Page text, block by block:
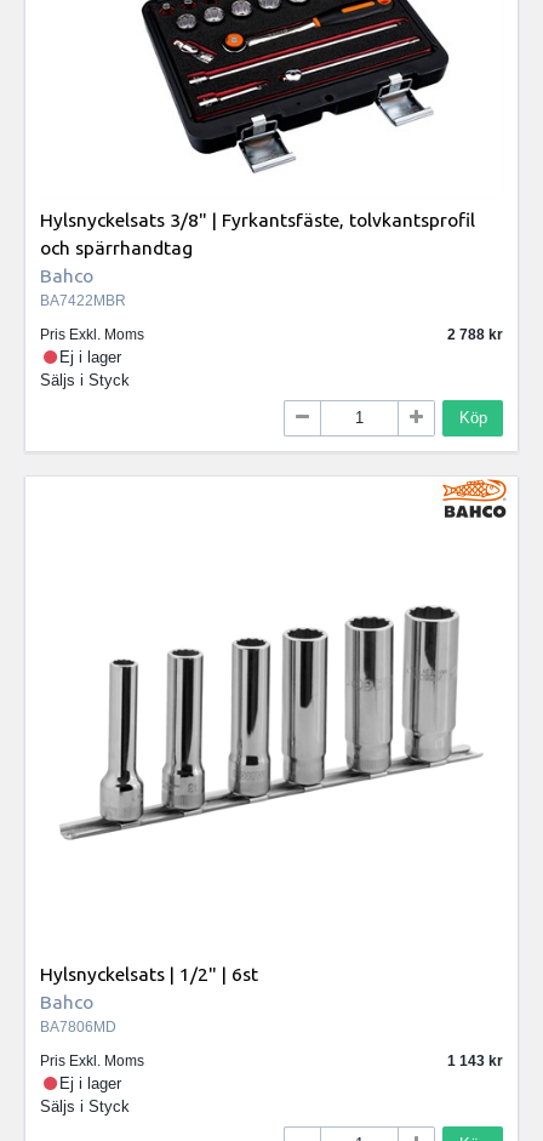
Hylsnyckelsats 3/8" | Fyrkantsfäste, tolvkantsprofil
och spärrhandtag
Bahco
BA7422MBR
Pris Exkl. Moms
2 788
Ej i lager
Säljs i Styck
Köp
Hylsnyckelsats | 1/2" | 6st
Bahco
BA7806MD
Pris Exkl. Moms
1 143
Ej i lager
Säljs i Styck